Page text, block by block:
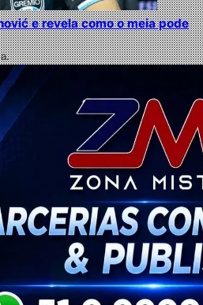
e revela como o meia pode